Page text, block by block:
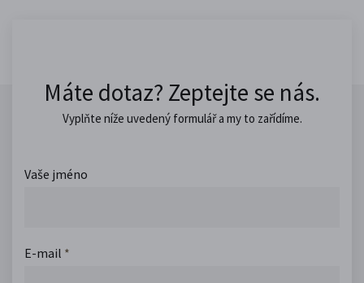
Máte dotaz? Zeptejte se nás.
Vyplňte níže uvedený formulář a my to zařídíme.
Vaše jméno
E-mail *